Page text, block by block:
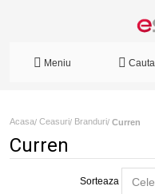
Meniu Cauta
Acasa/ Ceasuri/ Branduri/ Curren
Curren
Sorteaza